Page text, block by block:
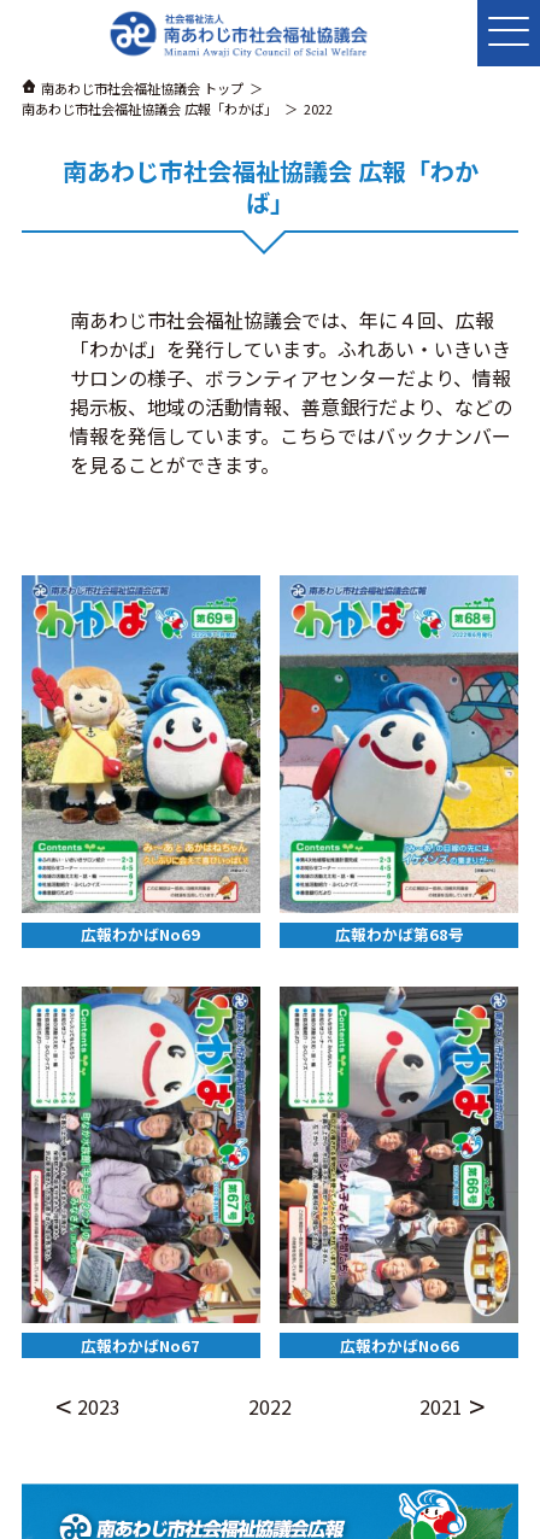
南あわじ市社会福祉協議会 トップ
南あわじ市社会福祉協議会 広報「わかば」
2022
南あわじ市社会福祉協議会 広報「わか
ば」
南あわじ市社会福祉協議会では、年に４回、広報
「わかば」を発行しています。ふれあい・いきいき
サロンの様子、ボランティアセンターだより、情報
掲示板、地域の活動情報、善意銀行だより、などの
情報を発信しています。こちらではバックナンバー
を見ることができます。
広報わかばNo69 広報わかば第68号
広報わかばNo67 広報わかばNo66
2023 2022 2021